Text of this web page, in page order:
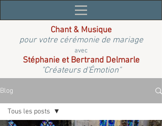
Chant & Musique
pour votre cérémonie de mariage
avec
Stéphanie et Bertrand Delmarle
"Créateurs d'Émotion"
Blog
Tous les posts